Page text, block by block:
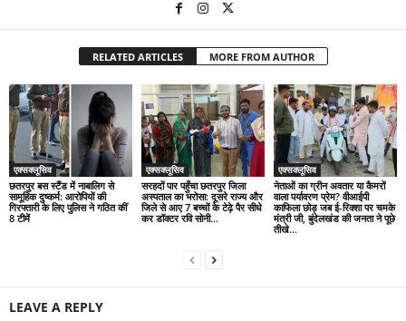
RELATED ARTICLES MORE FROM AUTHOR
एक्सक्लूसिव
छतरपुर बस स्टैंड में नाबालिग से
सामूहिक दुष्कर्म: आरोपियों की
गिरफ्तारी के लिए पुलिस ने गठित कीं
8 टीमें
एक्सक्लूसिव
सरहदों पार पहुँचा छतरपुर जिला
अस्पताल का भरोसा: दूसरे राज्य और
जिले से आए 7 बच्चों के टेढ़े पैर सीधे
कर डॉक्टर रवि सोनी...
एक्सक्लूसिव
नेताओं का ग्रीन अवतार या कैमरों
वाला पर्यावरण प्रेम? वीआईपी
काफिला छोड़ जब ई-रिक्शा पर चमके
मंत्री जी, बुंदेलखंड की जनता ने पूछे
तीखे...
LEAVE A REPLY